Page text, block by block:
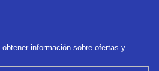
información sobre ofertas y